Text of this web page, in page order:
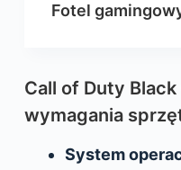
Fotel
Call of Duty
wymagania
System